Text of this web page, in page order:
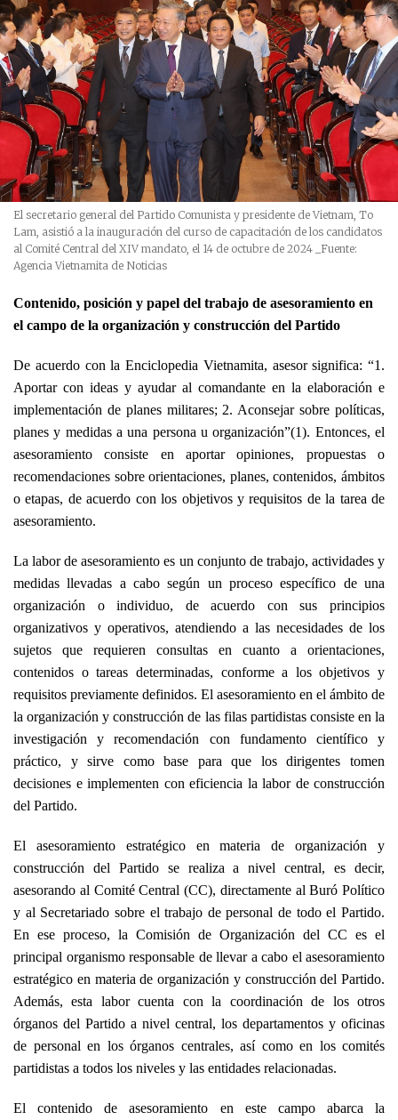
El secretario general del Partido Comunista y presidente de Vietnam, To
Lam, asistió a la inauguración del curso de capacitación de los candidatos
al Comité Central del XIV mandato, el 14 de octubre de 2024
_Fuente:
Agencia Vietnamita de Noticias
Contenido, posición y papel del trabajo de asesoramiento en
el campo de la organización y construcción del Partido
De acuerdo con la Enciclopedia Vietnamita, asesor significa: “1.
Aportar con ideas y ayudar al comandante en la elaboración e
implementación de planes militares; 2. Aconsejar sobre políticas,
planes y medidas a una persona u organización”(1). Entonces, el
asesoramiento consiste en aportar opiniones, propuestas o
recomendaciones sobre orientaciones, planes, contenidos, ámbitos
o etapas, de acuerdo con los objetivos y requisitos de la tarea de
asesoramiento.
La labor de asesoramiento es un conjunto de trabajo, actividades y
medidas llevadas a cabo según un proceso específico de una
organización o individuo, de acuerdo con sus principios
organizativos y operativos, atendiendo a las necesidades de los
sujetos que requieren consultas en cuanto a orientaciones,
contenidos o tareas determinadas, conforme a los objetivos y
requisitos previamente definidos. El asesoramiento en el ámbito de
la organización y construcción de las filas partidistas consiste en la
investigación y recomendación con fundamento científico y
práctico, y sirve como base para que los dirigentes tomen
decisiones e implementen con eficiencia la labor de construcción
del Partido.
El asesoramiento estratégico en materia de organización y
construcción del Partido se realiza a nivel central, es decir,
asesorando al Comité Central (CC), directamente al Buró Político
y al Secretariado sobre el trabajo de personal de todo el Partido.
En ese proceso, la Comisión de Organización del CC es el
principal organismo responsable de llevar a cabo el asesoramiento
estratégico en materia de organización y construcción del Partido.
Además, esta labor cuenta con la coordinación de los otros
órganos del Partido a nivel central, los departamentos y oficinas
de personal en los órganos centrales, así como en los comités
partidistas a todos los niveles y las entidades relacionadas.
El contenido de asesoramiento en este campo abarca la